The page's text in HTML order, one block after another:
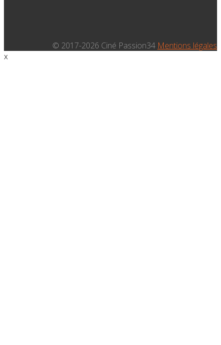
© 2017-2026 Ciné Passion34 Mentions légales
x